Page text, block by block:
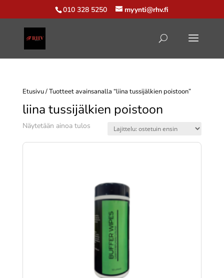
010 328 5250 myynti@rhv.fi
Etusivu/ Tuotteet avainsanalla “liina tussijälkien poistoon”
liina tussijälkien poistoon
Näytetään ainoa tulos